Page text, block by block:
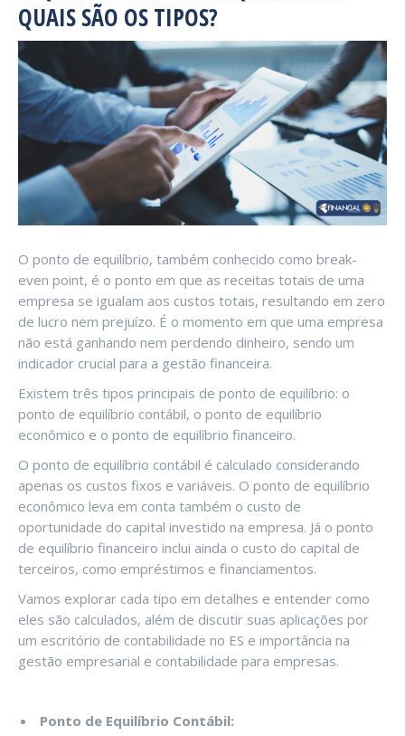
QUAIS SÃO OS TIPOS?
O ponto de equilíbrio, também conhecido como break-
even point, é o ponto em que as receitas totais de uma
empresa se igualam aos custos totais, resultando em zero
de lucro nem prejuízo. É o momento em que uma empresa
não está ganhando nem perdendo dinheiro, sendo um
indicador crucial para a gestão financeira.
Existem três tipos principais de ponto de equilíbrio: o
ponto de equilíbrio contábil, o ponto de equilíbrio
econômico e o ponto de equilíbrio financeiro.
O ponto de equilíbrio contábil é calculado considerando
apenas os custos fixos e variáveis. O ponto de equilíbrio
econômico leva em conta também o custo de
oportunidade do capital investido na empresa. Já o ponto
de equilíbrio financeiro inclui ainda o custo do capital de
terceiros, como empréstimos e financiamentos.
Vamos explorar cada tipo em detalhes e entender como
eles são calculados, além de discutir suas aplicações por
um escritório de contabilidade no ES e importância na
gestão empresarial e contabilidade para empresas.
Ponto de Equilíbrio Contábil: